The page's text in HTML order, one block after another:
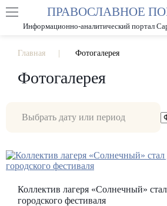
РАЗМЕР
ПРАВОСЛАВНОЕ
Информационно-аналитический портал
Главная Фотогалерея
Фотогалерея
Коллектив лагеря «Солнечный»
городского фестиваля